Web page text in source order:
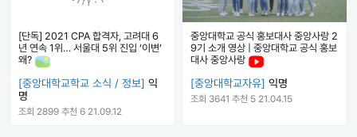
[단독] 2021 CPA 합격자, 고려대 6
년 연속 1위… 서울대 5위 진입 ‘이변’
왜?
[중앙대학교학교 소식 / 정보] 익
명
조회 2899 추천 6 21.09.12
중앙대학교 공식 홍보대사 중앙사랑 2
9기 소개 영상 | 중앙대학교 공식 홍보
대사 중앙사랑
[중앙대학교자유] 익명
조회 3641 추천 5 21.04.15